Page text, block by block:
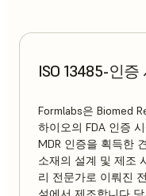
ISO 13485-인
Formlabs은 Biomed
하이오의 FDA 인증
MDR 인증을 획득한
소재의 설계 및 제조
리 전문가로 이뤄진